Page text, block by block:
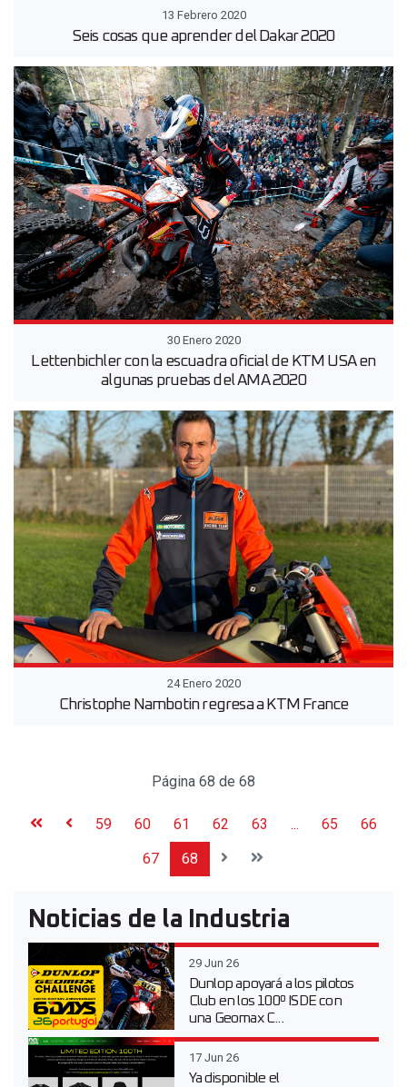
13 Febrero 2020
Seis cosas que aprender del Dakar 2020
30 Enero 2020
Lettenbichler con la escuadra oficial de KTM USA en
algunas pruebas del AMA 2020
24 Enero 2020
Christophe Nambotin regresa a KTM France
Página 68 de 68
59 60 61 62 63 ... 65
66
67
68
Noticias de la Industria
29 Jun 26
Dunlop apoyará a los pilotos
Club en los 100º ISDE con
una Geomax C...
17 Jun 26
Ya disponible el